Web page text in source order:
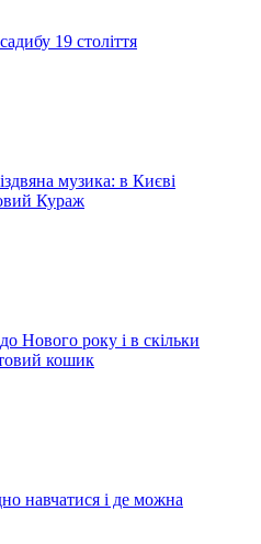
19 століття
музика: в Києві
Кураж
Нового року і в скільки
кошик
навчатися і де можна